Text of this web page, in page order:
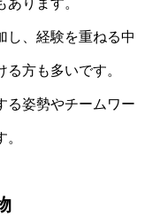
ります。
し、経験を重ねる中
方も多いです。
る姿勢やチームワー